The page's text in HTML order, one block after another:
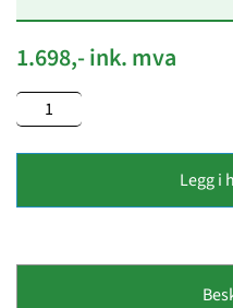
1.698,- ink. mva
Legg i